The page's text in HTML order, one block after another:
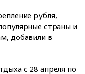
рубля,
страны и
добавили в
с 28 апреля по